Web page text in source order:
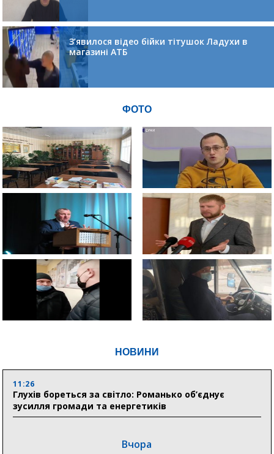
НОВИНИ
11:26
Глухів бореться за світло: Романько об’єднує
зусилля громади та енергетиків
Вчора
З’явилося відео бійки тітушок Ладухи в
магазині АТБ
ФОТО